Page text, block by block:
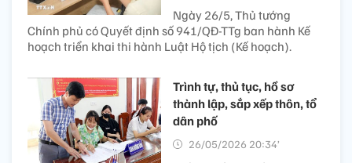
Ngày 26/5, Thủ tướng
Chính phủ có Quyết định số 941/QĐ-TTg ban hành Kế
hoạch triển khai thi hành Luật Hộ tịch (Kế hoạch).
Trình tự, thủ tục, hồ sơ
thành lập, sắp xếp thôn, tổ
dân phố
26/05/2026 20:34’